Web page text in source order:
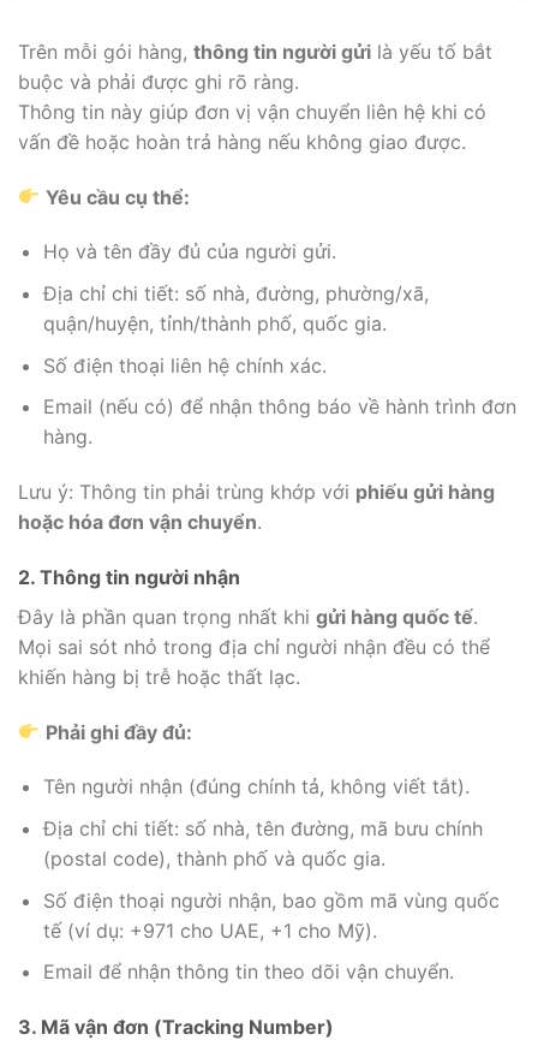
Trên mỗi gói hàng, thông tin người gửi là yếu tố bắt
buộc và phải được ghi rõ ràng.
Thông tin này giúp đơn vị vận chuyển liên hệ khi có
vấn đề hoặc hoàn trả hàng nếu không giao được.
Yêu cầu cụ thể:
Họ và tên đầy đủ của người gửi.
Địa chỉ chi tiết: số nhà, đường, phường/xã,
quận/huyện, tỉnh/thành phố, quốc gia.
Số điện thoại liên hệ chính xác.
Email (nếu có) để nhận thông báo về hành trình đơn
hàng.
Lưu ý: Thông tin phải trùng khớp với phiếu gửi hàng
hoặc hóa đơn vận chuyển.
2. Thông tin người nhận
Đây là phần quan trọng nhất khi gửi hàng quốc tế.
Mọi sai sót nhỏ trong địa chỉ người nhận đều có thể
khiến hàng bị trễ hoặc thất lạc.
Phải ghi đầy đủ:
Tên người nhận (đúng chính tả, không viết tắt).
Địa chỉ chi tiết: số nhà, tên đường, mã bưu chính
(postal code), thành phố và quốc gia.
Số điện thoại người nhận, bao gồm mã vùng quốc
tế (ví dụ: +971 cho UAE, +1 cho Mỹ).
Email để nhận thông tin theo dõi vận chuyển.
3. Mã vận đơn (Tracking Number)